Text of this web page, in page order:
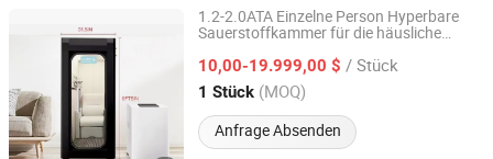
1.2-2.0ATA Einzelne Person Hyperbare
Sauerstoffkammer für die häusliche
Sporterholung
10,00-19.999,00 $ / Stück
1 Stück (MOQ)
Anfrage Absenden
Guangzhou Kainuo Gas Equipment Co., Ltd.
Guangdong, China Seit 2026